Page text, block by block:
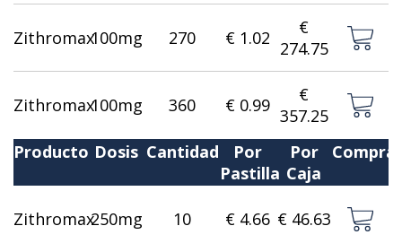
Zithromax100mg 270 € 1.02
€
274.75
Zithromax100mg 360 € 0.99
€
357.25
Producto Dosis Cantidad
Por
Pastilla
Por
Caja
Zithromax250mg 10 € 4.66 € 46.63